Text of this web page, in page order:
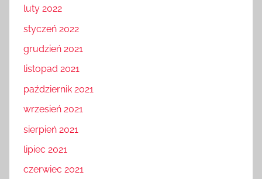
luty 2022
styczeń 2022
grudzień 2021
listopad 2021
październik 2021
wrzesień 2021
sierpień 2021
lipiec 2021
czerwiec 2021